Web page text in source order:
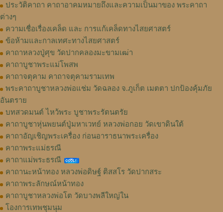
ประวัติคาถา คาถาอาคมหมายถึงและความเป็นมาของ พระคาถา
ต่างๆ
ความเชื่อเรื่องเคล็ด และ การแก้เคล็ดทางไสยศาสตร์
ข้อห้ามและกาลเทศะทางไสยศาสตร์
คาถาหลวงปู่ศุข วัดปากคลองมะขามเฒ่า
คาถาบูชาพระแม่โพสพ
คาถาจตุคาม คาถาจตุคามรามเทพ
พระคาถาบูชาหลวงพ่อแช่ม วัดฉลอง จ.ภูเก็ต เมตตา ปกป้องคุ้มภัย
อันตราย
บทสวดมนต์ ไหว้พระ บูชาพระรัตนตรัย
คาถาบูชาหุ่นพยนต์ปู่มหาเวทย์ หลวงพ่อกอย วัดเขาดินใต้
คาถาอัญเชิญพระเครื่อง ก่อนอาราธนาพระเครื่อง
คาถาพระแม่ธรณี
คาถาแม่พระธรณี
คาถานะหน้าทอง หลวงพ่อดิษฐ์ ติสสโร วัดปากสระ
คาถาพระลักษณ์หน้าทอง
คาถาบูชาหลวงพ่อโต วัดบางพลีใหญ่ใน
โองการเทพชุมนุม